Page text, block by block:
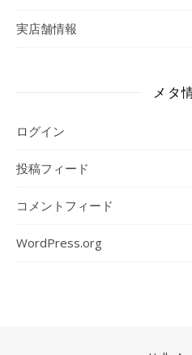
実店舗情報
メタ
ログイン
投稿フィード
コメントフィード
WordPress.org